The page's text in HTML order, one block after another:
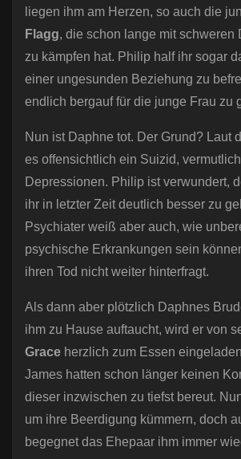
liegen ihm am Herzen, so auch die
Flagg, die schon lange mit schweren
zu kämpfen hat. Philip half ihr sogar
einer ungesunden Beziehung zu
endlich bergauf für die junge Frau zu
Nun ist Daphne tot. Der Grund? Laut
es offensichtlich ein Suizid,
Depressionen. Philip ist verwundert,
ihr in letzter Zeit deutlich besser zu
Psychiater weiß aber auch, wie
psychische Erkrankungen sein
ihren Tod nicht weiter hinterfragt.
Als dann aber plötzlich Daphnes
ihm zu Hause auftaucht, wird er von
Grace herzlich zum Essen
James hatten schon länger keinen
dieser inzwischen zu tiefst bereut.
um ihre Beerdigung kümmern, doch
begegnet das Ehepaar ihm immer